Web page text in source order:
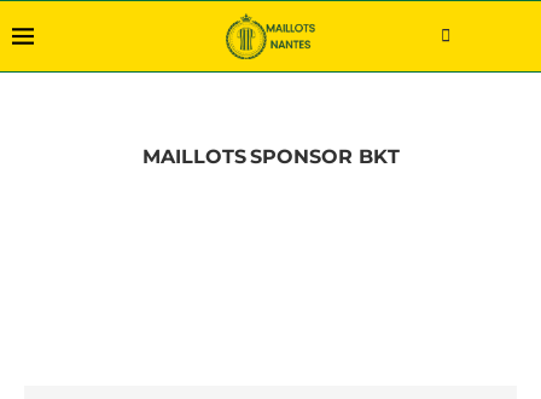
MAILLOTSSPONSOR BKT